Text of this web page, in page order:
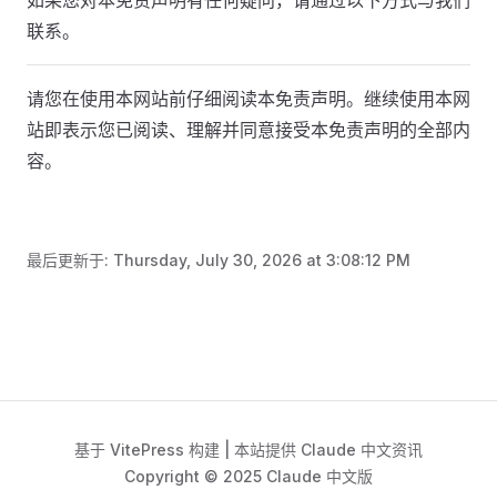
联系。
请您在使用本网站前仔细阅读本免责声明。继续使用本网
站即表示您已阅读、理解并同意接受本免责声明的全部内
容。
最后更新于: Thursday, July 30, 2026 at 3:08:12 PM
基于 VitePress 构建 | 本站提供 Claude 中文资讯
Copyright © 2025 Claude 中文版